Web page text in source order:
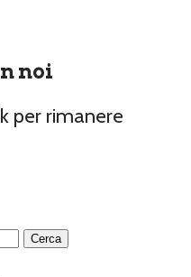
noi
per rimanere